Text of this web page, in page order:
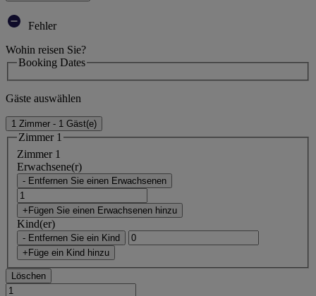
Fehler
Wohin reisen Sie?
Booking Dates
Gäste auswählen
1 Zimmer - 1 Gäst(e)
Zimmer 1
Zimmer 1
Erwachsene(r)
- Entfernen Sie einen Erwachsenen
+Fügen Sie einen Erwachsenen hinzu
Kind(er)
- Entfernen Sie ein Kind
+Füge ein Kind hinzu
Löschen